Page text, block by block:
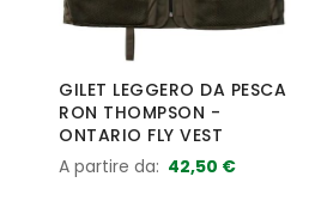
GILET LEGGERO DA PESCA
RON THOMPSON -
ONTARIO FLY VEST
A partire da 42,50 €